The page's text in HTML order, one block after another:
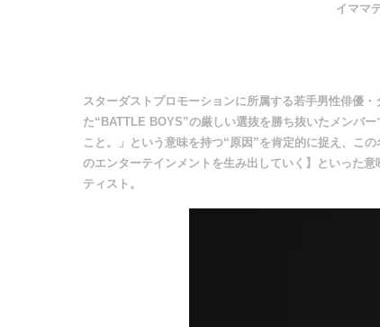
イママ
スターダストプロモーションに所属する若手男性俳優
た“BATTLE BOYS”の厳しい選抜を勝ち抜いたメンバ
こと。」という意味を持つ“原因”を肯定的に捉え、こ
のエンターテインメントを生み出していく】といった
ティスト。